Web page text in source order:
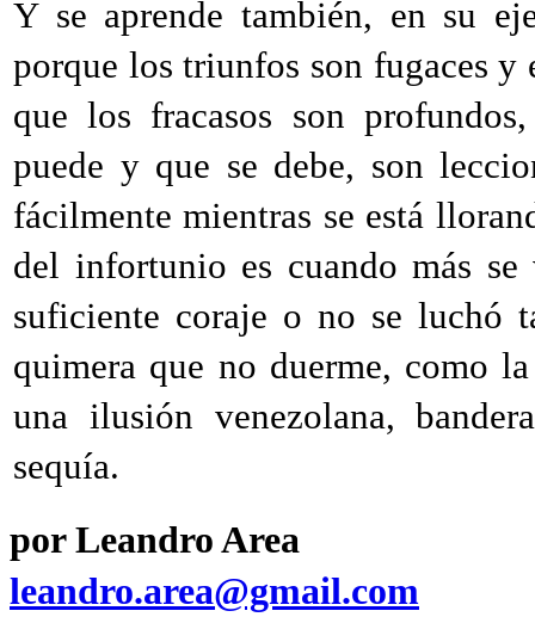
Y se aprende también, en su
porque los triunfos son fugaces y
que los fracasos son
puede y que se debe, son
fácilmente mientras se está
del infortunio es cuando más
suficiente coraje o no se luchó
quimera que no duerme, como
una ilusión venezolana,
sequía.
por Leandro Area
leandro.area@gmail.com